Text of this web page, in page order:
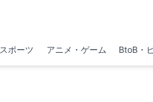
スポーツ アニメ・ゲーム BtoB・